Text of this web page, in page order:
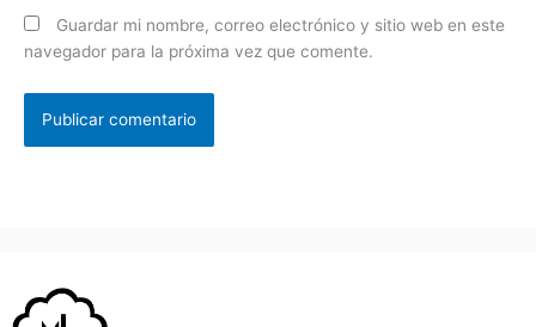
Guardar mi nombre, correo electrónico y sitio web en este
navegador para la próxima vez que comente.